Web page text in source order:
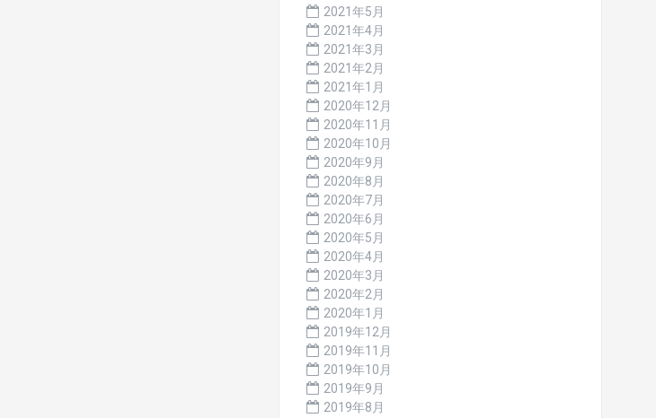
2021年5月
2021年4月
2021年3月
2021年2月
2021年1月
2020年12月
2020年11月
2020年10月
2020年9月
2020年8月
2020年7月
2020年6月
2020年5月
2020年4月
2020年3月
2020年2月
2020年1月
2019年12月
2019年11月
2019年10月
2019年9月
2019年8月